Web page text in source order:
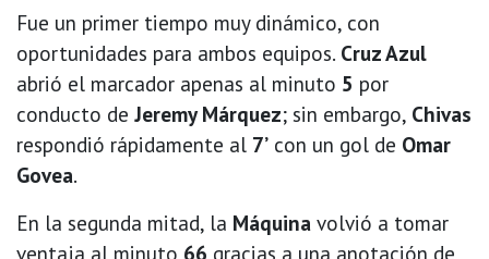
Fue un primer tiempo muy dinámico, con
oportunidades para ambos equipos. Cruz Azul
abrió el marcador apenas al minuto 5 por
conducto de Jeremy Márquez; sin embargo, Chivas
respondió rápidamente al 7’ con un gol de Omar
Govea.
En la segunda mitad, la Máquina volvió a tomar
ventaja al minuto 66 gracias a una anotación de